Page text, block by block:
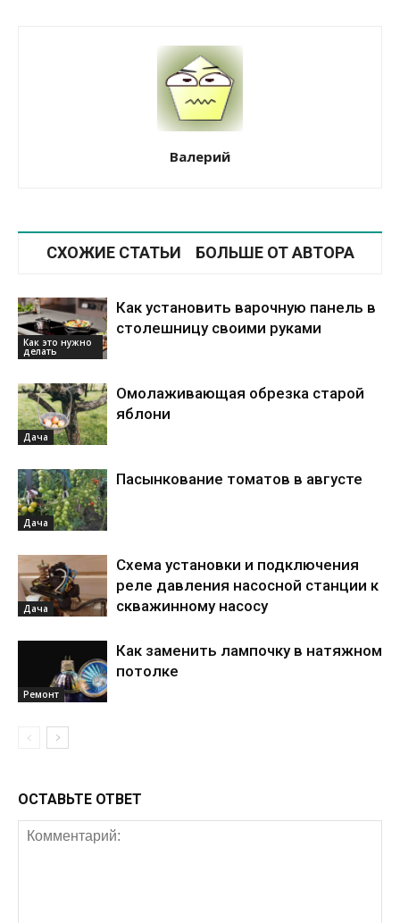
Валерий
СХОЖИЕ СТАТЬИ БОЛЬШЕ ОТ АВТОРА
Как это нужно
делать
Как установить варочную панель в
столешницу своими руками
Дача
Омолаживающая обрезка старой
яблони
Дача
Пасынкование томатов в августе
Дача
Схема установки и подключения
реле давления насосной станции к
скважинному насосу
Ремонт
Как заменить лампочку в натяжном
потолке
ОСТАВЬТЕ ОТВЕТ